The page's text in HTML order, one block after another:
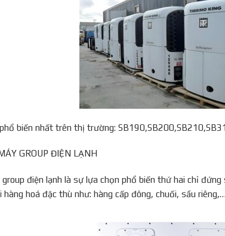
biến nhất trên thị trường:
GROUP ĐIỆN LẠNH
điện lạnh là sự lựa chọn phổ biến thứ hai chỉ đứng
hoá đặc thù như: hàng cấp đông, chuối, sầu riêng,…